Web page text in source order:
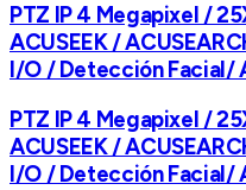
PTZ IP 4 Megapixel /
ACUSEEK /
I/O / Detección Facial/
PTZ IP 4 Megapixel /
ACUSEEK /
I/O / Detección Facial/